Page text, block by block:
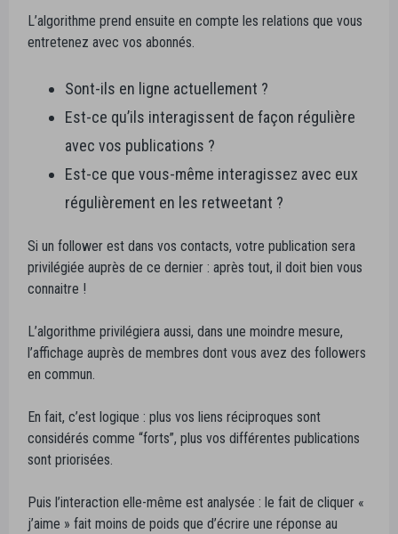
L’algorithme prend ensuite en compte les relations que vous
entretenez avec vos abonnés.
Sont-ils en ligne actuellement ?
Est-ce qu’ils interagissent de façon régulière
avec vos publications ?
Est-ce que vous-même interagissez avec eux
régulièrement en les retweetant ?
Si un follower est dans vos contacts, votre publication sera
privilégiée auprès de ce dernier : après tout, il doit bien vous
connaitre !
L’algorithme privilégiera aussi, dans une moindre mesure,
l’affichage auprès de membres dont vous avez des followers
en commun.
En fait, c’est logique : plus vos liens réciproques sont
considérés comme “forts”, plus vos différentes publications
sont priorisées.
Puis l’interaction elle-même est analysée : le fait de cliquer «
j’aime » fait moins de poids que d’écrire une réponse au